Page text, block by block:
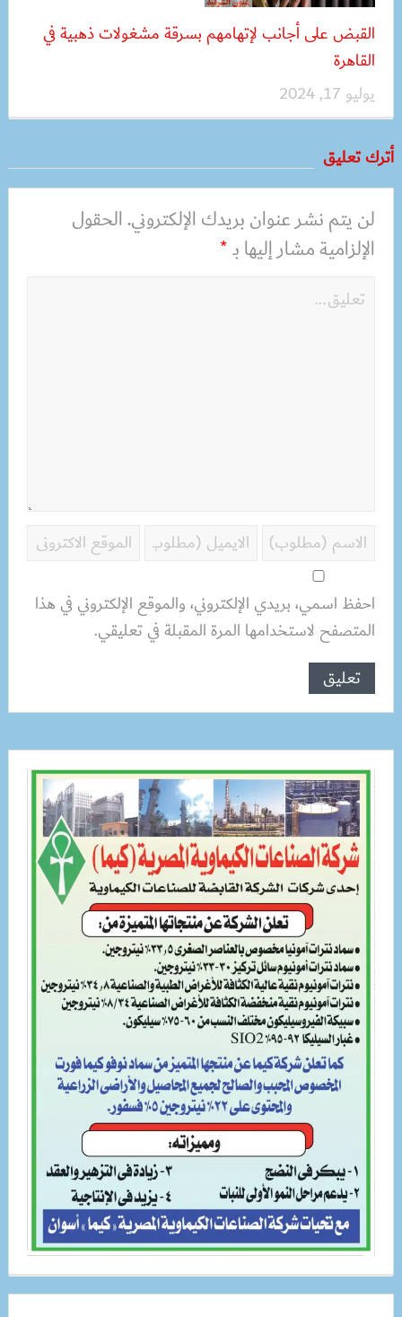
القبض على أجانب لإتهامهم بسرقة مشغولات ذهبية في
القاهرة
يوليو 17, 2024
أترك تعليق
لن يتم نشر عنوان بريدك الإلكتروني.الحقول
الإلزامية مشار إليها بـ*
احفظ اسمي، بريدي الإلكتروني، والموقع الإلكتروني في هذا
المتصفح لاستخدامها المرة المقبلة في تعليقي.